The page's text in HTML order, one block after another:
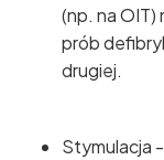
(np. na
prób
drugiej.
Stymulacja